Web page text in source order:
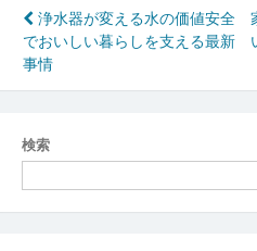
投
稿
ナ
ビ
ゲ
ー
浄水器が変える水の価値安全
でおいしい暮らしを支える最新
事情
検索